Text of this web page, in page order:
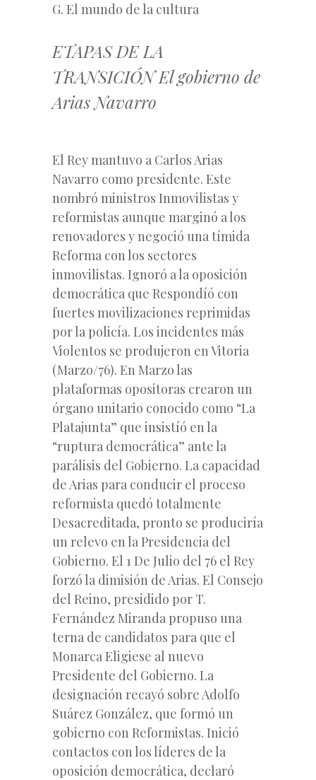
G. El mundo de la cultura
ETAPAS DE LA
TRANSICIÓN El gobierno de
Arias Navarro
El Rey mantuvo a Carlos Arias
Navarro como presidente. Este
nombró ministros Inmovilistas y
reformistas aunque marginó a los
renovadores y negoció una tímida
Reforma con los sectores
inmovilistas. Ignoró a la oposición
democrática que Respondíó con
fuertes movilizaciones reprimidas
por la policía. Los incidentes más
Violentos se produjeron en Vitoria
(Marzo/76). En Marzo las
plataformas opositoras crearon un
órgano unitario conocido como “La
Platajunta” que insistíó en la
“ruptura democrática” ante la
parálisis del Gobierno. La capacidad
de Arias para conducir el proceso
reformista quedó totalmente
Desacreditada, pronto se produciría
un relevo en la Presidencia del
Gobierno. El 1 De Julio del 76 el Rey
forzó la dimisión de Arias. El Consejo
del Reino, presidido por T.
Fernández Miranda propuso una
terna de candidatos para que el
Monarca Eligiese al nuevo
Presidente del Gobierno. La
designación recayó sobre Adolfo
Suárez González, que formó un
gobierno con Reformistas. Inició
contactos con los líderes de la
oposición democrática, declaró